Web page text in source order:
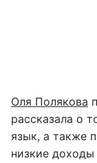
Оля Полякова
рассказала о
язык, а также
низкие доходы